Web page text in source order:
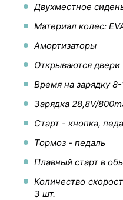
Двухместное
Материал колес:
Амортизаторы
Открываются двери
Время на зарядку
Зарядка 28,8V/
Старт - кнопка,
Тормоз - педаль
Плавный старт в
Количество
3 шт.